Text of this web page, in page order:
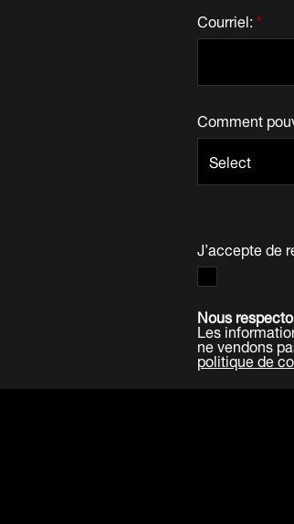
*
Courriel:
Comment
J’accepte de
Nous
Les
ne vendons
politique de